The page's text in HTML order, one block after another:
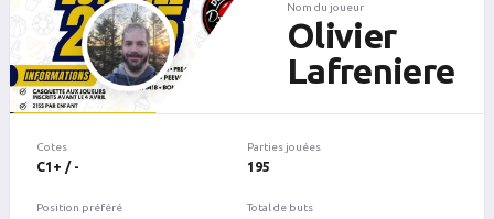
Nom du joueur
Olivier
Lafreniere
Cotes
C1+ / -
Position préféré
Parties jouées
195
Total de buts